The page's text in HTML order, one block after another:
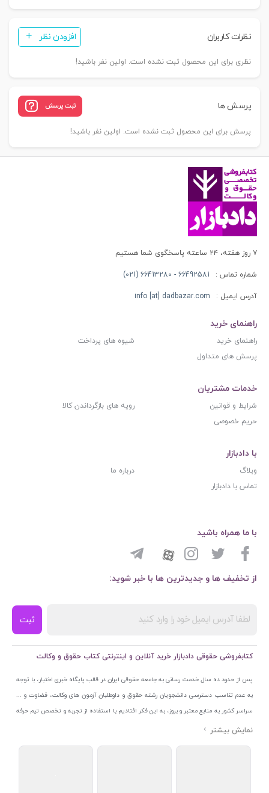
نظرات کاربران افزودن نظر
نظری برای این محصول ثبت نشده است. اولین نفر باشید!
پرسش ها ثبت پرسش
پرسش برای این محصول ثبت نشده است. اولین نفر باشید!
۷ روز هفته، ۲۴ ساعته پاسخگوی شما هستیم
شماره تماس : 66492581 - 66413280 (021)
آدرس ایمیل : info [at] dadbazar.com
راهنمای خرید
راهنمای خرید
شیوه های پرداخت
پرسش های متداول
خدمات مشتریان
شرایط و قوانین
رویه های بازگرداندن کالا
حریم خصوصی
با دادبازار
وبلاگ
درباره ما
تماس با دادبازار
از تخفیف ها و جدیدترین ها با خبر شوید:
ثبت
با ما همراه باشید
کتابفروشی حقوقی دادبازار خرید آنلاین و اینترنتی کتاب حقوق و وکالت
پس از حدود ده سال خدمت رسانی به جامعه حقوقی ایران در قالب پایگاه خبری اختبار، با توجه
به عدم تناسب دسترسی دانشجویان رشته حقوق و داوطلبان آزمون های وکالت، قضاوت و ...
سراسر کشور به منابع معتبر و بروز، به این فکر افتادیم با استفاده از تجربه و تخصص تیم حرفه
ای اختبار خدمتی جدید به جامعه حقوقی ایران ارائه کنیم. به این منظور با راه اندازی و تجهیز